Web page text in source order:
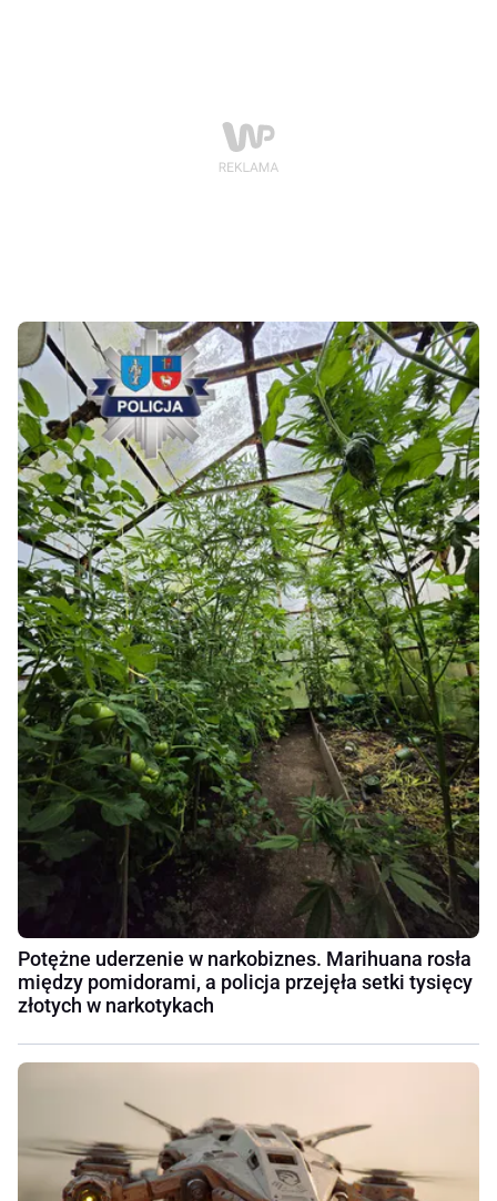
Potężne uderzenie w narkobiznes. Marihuana rosła
między pomidorami, a policja przejęła setki tysięcy
złotych w narkotykach